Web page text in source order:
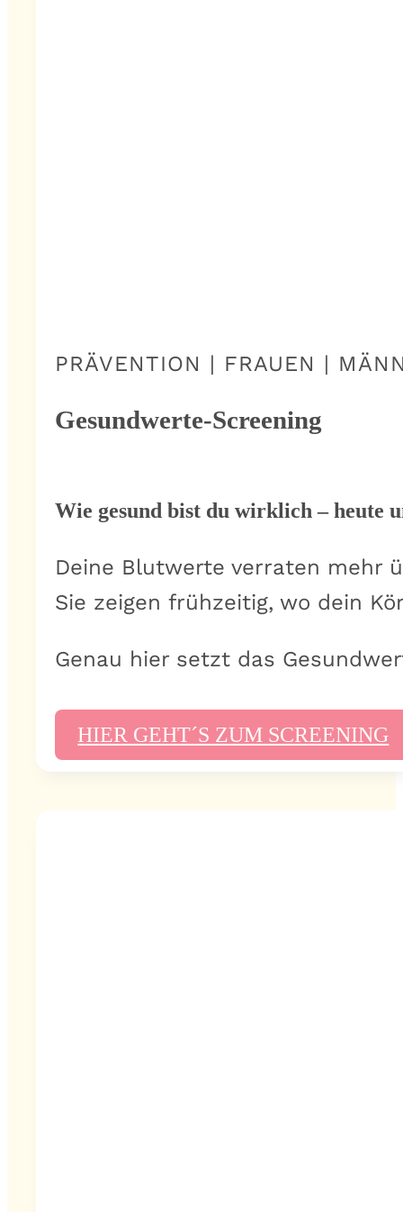
PRÄVENTION | FRAUEN |
Gesundwerte-Screening
Wie gesund bist du wirklich – heute
Deine Blutwerte verraten mehr
Sie zeigen frühzeitig, wo dein
Genau hier setzt das
HIER GEHT´S ZUM SCREENING